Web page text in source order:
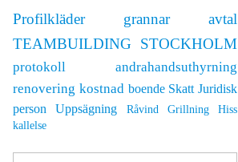
Profilkläder grannar
avtal
TEAMBUILDING STOCKHOLM
protokoll
andrahandsuthyrning
renovering kostnad boende Skatt Juridisk
person
Uppsägning Råvind Grillning
Hiss
kallelse